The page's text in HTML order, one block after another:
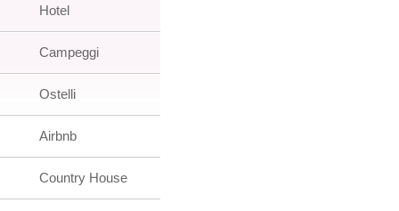
Hotel
Campeggi
Ostelli
Airbnb
Country House